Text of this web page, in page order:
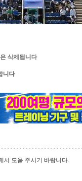
삭제됩니다
니다
서 도움 주시기 바랍니다.